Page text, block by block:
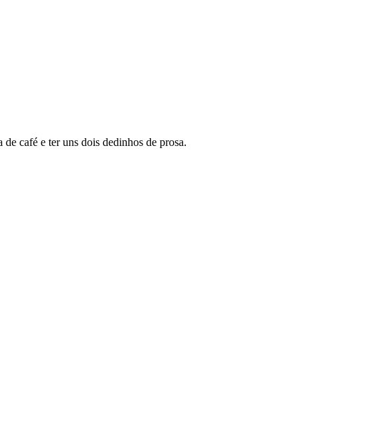
café e ter uns dois dedinhos de prosa.